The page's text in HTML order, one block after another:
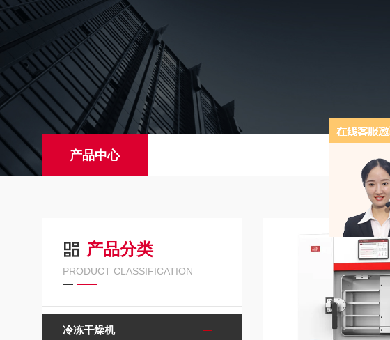
产品中心
产品分类
PRODUCT CLASSIFICATION
冷冻干燥机